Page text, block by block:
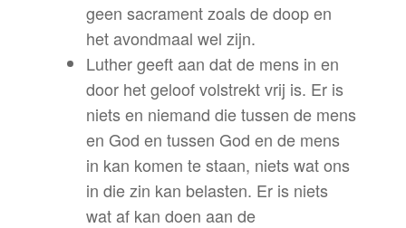
geen sacrament zoals de doop en
het avondmaal wel zijn.
Luther geeft aan dat de mens in en
door het geloof volstrekt vrij is. Er is
niets en niemand die tussen de mens
en God en tussen God en de mens
in kan komen te staan, niets wat ons
in die zin kan belasten. Er is niets
wat af kan doen aan de